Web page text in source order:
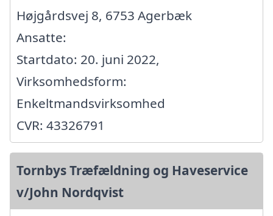
Højgårdsvej 8, 6753 Agerbæk
Ansatte:
Startdato: 20. juni 2022,
Virksomhedsform:
Enkeltmandsvirksomhed
CVR: 43326791
Tornbys Træfældning og Haveservice
v/John Nordqvist